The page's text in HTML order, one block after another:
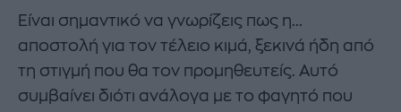
Είναι σημαντικό να γνωρίζεις πως η...
αποστολή για τον τέλειο κιμά, ξεκινά ήδη από
τη στιγμή που θα τον προμηθευτείς. Αυτό
συμβαίνει διότι ανάλογα με το φαγητό που